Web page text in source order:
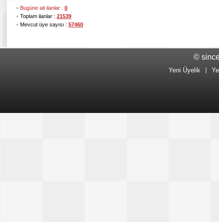
Bugüne ait ilanlar : 0
Toplam ilanlar : 21539
Mevcut üye sayısı : 57460
©
Yeni Üyelik